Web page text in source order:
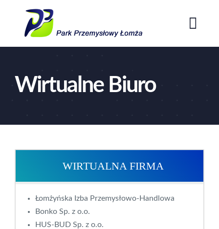
zawartości
O Parku
Wirtualne Biuro
WIRTUALNA FIRMA
Łomżyńska Izba Przemysłowo-Handlowa
Bonko Sp. z o.o.
HUS-BUD Sp. z o.o.